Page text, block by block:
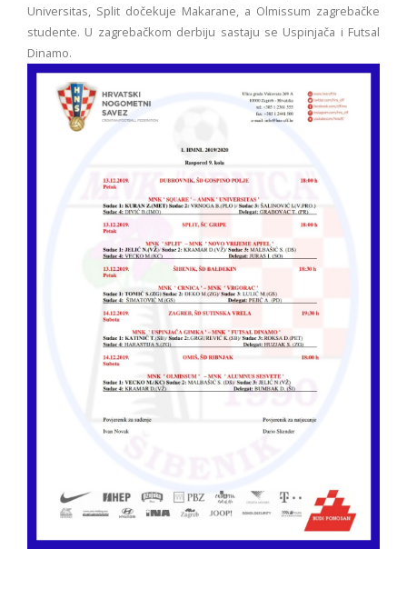
Universitas, Split dočekuje Makarane, a Olmissum zagrebačke
studente. U zagrebačkom derbiju sastaju se Uspinjača i Futsal
Dinamo.